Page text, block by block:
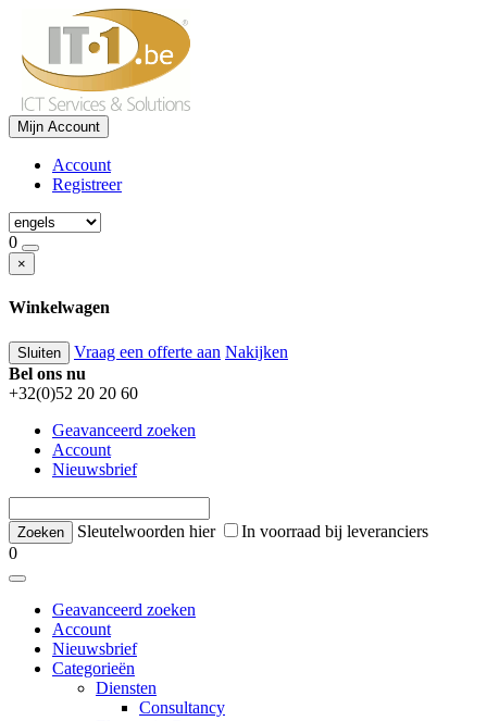
Mijn Account
Account
Registreer
0
×
Winkelwagen
Sluiten Vraag een offerte aan Nakijken
Bel ons nu
+32(0)52 20 20 60
Geavanceerd zoeken
Account
Nieuwsbrief
Sleutelwoorden hier
In voorraad bij leveranciers
0
Geavanceerd zoeken
Account
Nieuwsbrief
Categorieën
Diensten
Consultancy